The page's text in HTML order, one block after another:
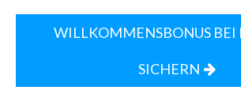
WILLKOMMENSBONUS BEI
SICHERN